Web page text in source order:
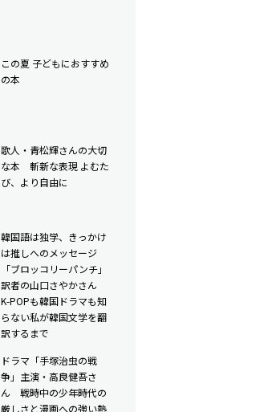
この夏 子どもにおすすめ
の本
歌人・青松輝さんの大切
な本 斬新な表現 よむた
び、より自由に
韓国語は独学、きっかけ
は推しへのメッセージ
「ブロッコリーパンチ」
訳者の山口さやかさん
K-POPも韓国ドラマも知
らない私が韓国文学を翻
訳するまで
ドラマ「手塚治虫の戦
争」主演・高良健吾さ
ん 戦時中の少年時代の
厳しさと漫画への強い熱